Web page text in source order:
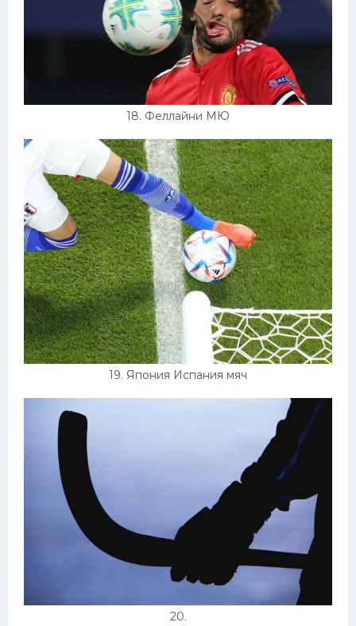
18. Феллайни МЮ
19. Япония Испания мяч
20.